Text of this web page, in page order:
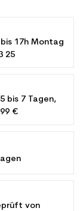
17h Montag
25
bis 7 Tagen,
€
von